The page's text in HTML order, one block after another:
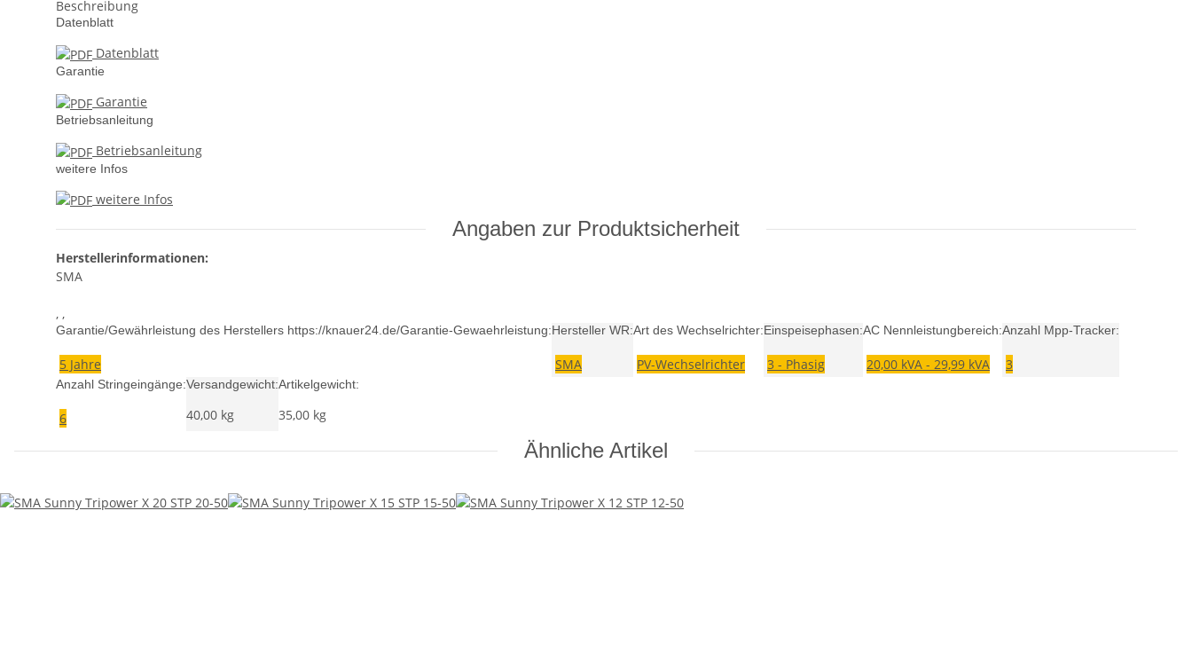
Beschreibung
Datenblatt
Datenblatt
Garantie
Garantie
Betriebsanleitung
Betriebsanleitung
weitere Infos
weitere Infos
Angaben zur Produktsicherheit
Herstellerinformationen:
SMA
, ,
Garantie/Gewährleistung des Herstellers https://knauer24.de/Garantie-Gewaehrleistung:
5 Jahre
Hersteller WR:
SMA
Art des Wechselrichter:
PV-Wechselrichter
Einspeisephasen:
3 - Phasig
AC Nennleistungbereich:
20,00 kVA - 29,99 kVA
Anzahl Mpp-Tracker:
3
Anzahl Stringeingänge:
6
Versandgewicht:
40,00 kg
Artikelgewicht:
35,00 kg
Ähnliche Artikel